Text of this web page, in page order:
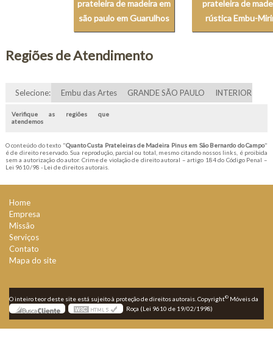
prateleira de madeira em
são paulo em Guarulhos
prateleira de
rústica Embu-
Regiões de Atendimento
Selecione: Embu das Artes GRANDE SÃO PAULO INTERIOR
Verifique as regiões que
atendemos
O conteúdo do texto "Quanto Custa Prateleiras de Madeira Pinus em São Bernardo do Campo"
é de direito reservado. Sua reprodução, parcial ou total, mesmo citando nossos links, é proibida
sem a autorização do autor. Crime de violação de direito autoral – artigo 184 do Código Penal –
Lei 9610/98 - Lei de direitos autorais.
Home
Empresa
Missão
Serviços
Contato
Mapa do site
O inteiro teor deste site está sujeito à proteção de direitos autorais. Copyright© Móveis da
Roça (Lei 9610 de 19/02/1998)